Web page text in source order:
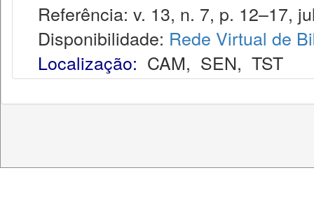
Referência: v. 13, n. 7, p. 12–17,
Disponibilidade: Rede Virtual de
Localização: CAM, SEN, TST